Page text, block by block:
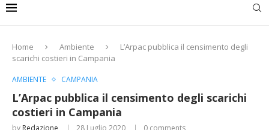
Home Ambiente
L’Arpac pubblica il censimento degli
scarichi costieri in Campania
AMBIENTE CAMPANIA
L’Arpac pubblica il censimento degli scarichi
costieri in Campania